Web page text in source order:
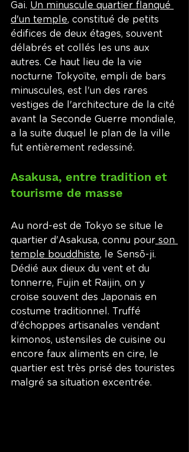
Gai. Un minuscule quartier flanqué
d'un temple, constitué de petits
édifices de deux étages, souvent
délabrés et collés les uns aux
autres. Ce haut lieu de la vie
nocturne Tokyoïte, empli de bars
minuscules, est l'un des rares
vestiges de l'architecture de la cité
avant la Seconde Guerre mondiale,
a la suite duquel le plan de la ville
fut entièrement redessiné.
Asakusa, entre tradition et
tourisme de masse
Au nord-est de Tokyo se situe le
quartier d'Asakusa, connu pour son
temple bouddhiste, le Sensō-ji.
Dédié aux dieux du vent et du
tonnerre, Fujin et Raijin, on y
croise souvent des Japonais en
costume traditionnel. Truffé
d'échoppes artisanales vendant
kimonos, ustensiles de cuisine ou
encore faux aliments en cire, le
quartier est très prisé des touristes
malgré sa situation excentrée.